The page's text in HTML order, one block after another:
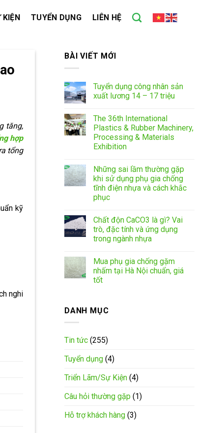
TUYỂN DỤNG LIÊN HỆ
tăng,
hợp
tổng
kỹ
nghi
BÀI VIẾT MỚI
Tuyển dụng công nhân sản
xuất lương 14 – 17 triệu
The 36th International
Plastics & Rubber Machinery,
Processing & Materials
Exhibition
Những sai lầm thường gặp
khi sử dụng phụ gia chống
tĩnh điện nhựa và cách khắc
phục
Chất độn CaCO3 là gì? Vai
trò, đặc tính và ứng dụng
trong ngành nhựa
Mua phụ gia chống gặm
nhấm tại Hà Nội chuẩn, giá
tốt
DANH MỤC
Tin tức (255)
Tuyển dụng (4)
Triển Lãm/Sự Kiện (4)
Câu hỏi thường gặp (1)
Hỗ trợ khách hàng (3)